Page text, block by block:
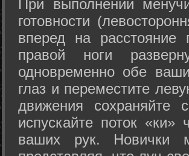
При выполнении
готовности
вперед на
правой ноги
одновременно обе
глаз и переместите
движения сохраняйте
испускайте поток
ваших рук. Новички